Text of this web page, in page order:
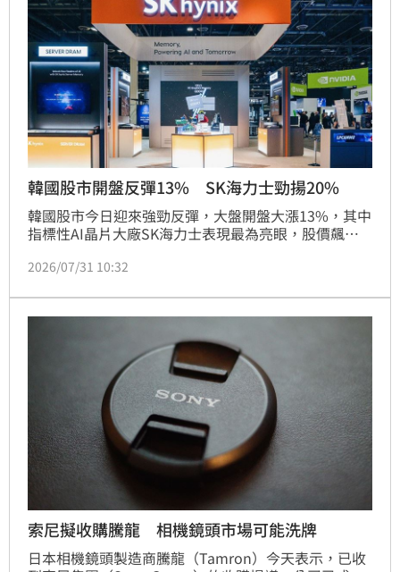
韓國股市開盤反彈13% SK海力士勁揚20%
韓國股市今日迎來強勁反彈，大盤開盤大漲13%，其中
指標性AI晶片大廠SK海力士表現最為亮眼，股價飆升
SK集團會長崔泰源以個人名義砸下300萬美元買進公司
緒。同時，亞洲市場表現同步回溫，東京股市日經指數
亦大漲3.5%，來到64007點。專家提醒，儘管市場出現
反彈，投資仍具風險，建議投資人審慎評估並自行負
2026/07/31 10:32
索尼擬收購騰龍 相機鏡頭市場可能洗牌
日本相機鏡頭製造商騰龍（Tamron）今天表示，已收